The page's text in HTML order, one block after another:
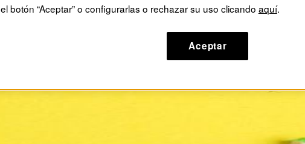
el botón “Aceptar” o configurarlas o rechazar su uso clicando aquí.
Aceptar